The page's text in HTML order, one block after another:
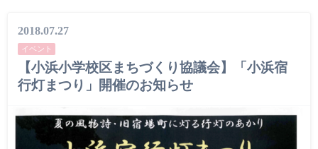
2018.07.27
イベント
【小浜小学校区まちづくり協議会】「小浜宿
行灯まつり」開催のお知らせ